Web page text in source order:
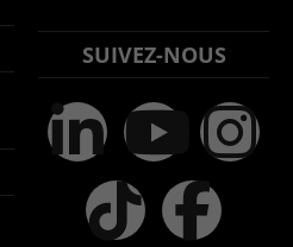
SUIVEZ-NOUS